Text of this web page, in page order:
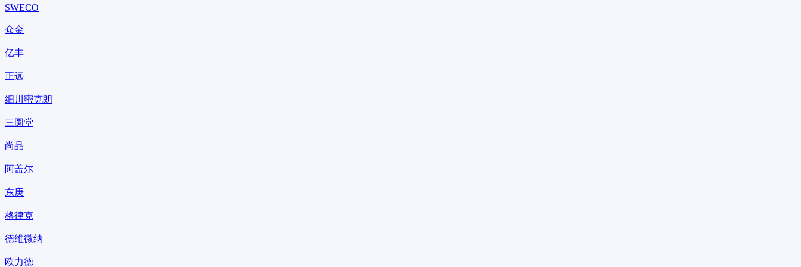
SWECO
众金
亿丰
正远
细川密克朗
三圆堂
尚品
阿盖尔
东庚
格律克
德维微纳
欧力德